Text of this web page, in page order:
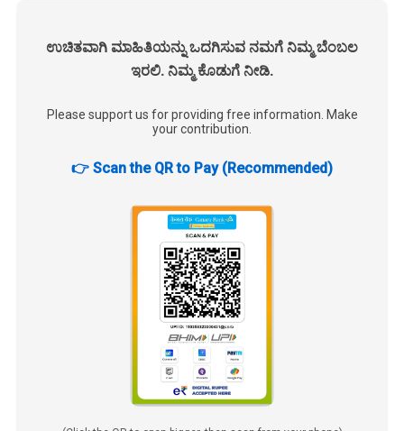
ಉಚಿತವಾಗಿ ಮಾಹಿತಿಯನ್ನು ಒದಗಿಸುವ ನಮಗೆ ನಿಮ್ಮ ಬೆಂಬಲ
ಇರಲಿ. ನಿಮ್ಮ ಕೊಡುಗೆ ನೀಡಿ.
Please support us for providing free information. Make
your contribution.
👉 Scan the QR to Pay (Recommended)